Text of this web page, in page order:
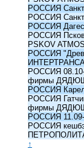
РОССИЯ
РОССИЯ
РОССИЯ
РОССИЯ Псков
PSKOV
РОССИЯ
РОССИЯ 08.10-
фирмы
РОССИЯ
РОССИЯ
фирмы
РОССИЯ
РОССИЯ
↑